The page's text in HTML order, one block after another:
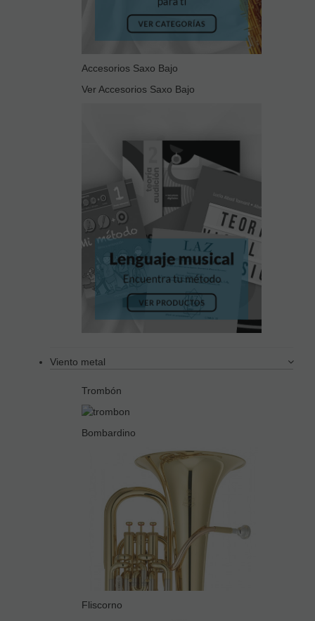
Accesorios Saxo Bajo
Ver Accesorios Saxo Bajo
Viento metal
Trombón
Bombardino
Fliscorno